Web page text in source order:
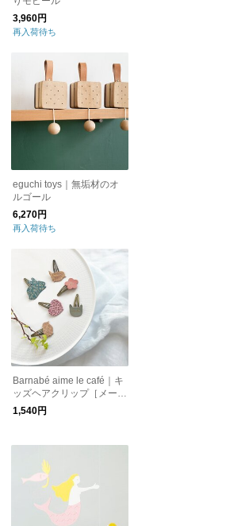
3,960円
再入荷待ち
eguchi toys｜無垢材のオ
ルゴール
6,270円
再入荷待ち
Barnabé aime le café｜キ
ッズヘアクリップ［メール
便］
1,540円